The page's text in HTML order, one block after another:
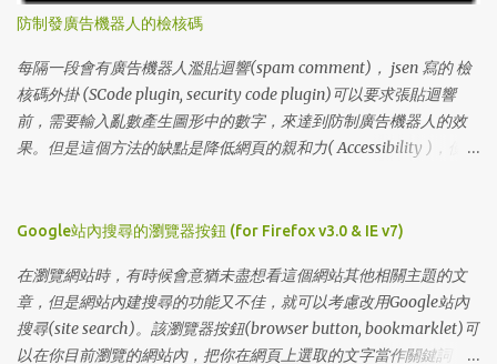
lCFF6Z4PWAQ 21 lS3F44JY4LG 22 lMCY5EP0UDX 23 lSVIXSLLG49
24 l6PEUSYSJ3I 25 lU6I3685MLA 26 lA99B9759UZ 27
lI6BN8BHK5E 28 lLWB65SAYF1 29 lRVWMYMRB4F 30
l2VRIKKRJXL 31 l6R96LV6DI4 32 lZF72GXQZNZ 33 l65EZUDIEPY
34 lDA13UNFJIA 35 lM55VJPWZXS 36 l2BYN8X5WMB 37
l477S23DCHQ 38 lKZREX9NC48 39 lT54PBR00R0 40
防制發廣告機器人的檢核碼
每隔一段會有廣告機器人濫貼迴響(spam comment)， jsen 寫的 檢
核碼外掛 (SCode plugin, security code plugin)可以要求張貼迴響
前，需要輸入亂數產生圖形中的數字，來達到防制廣告機器人的效
果。但是這個方法的缺點是降低網頁的親和力( Accessibility )，使得
jsen的 檢核碼外掛 網頁，下載SCode plugin，解壓縮後，編輯
寫 * 設定檢核碼的長度(my $scode_length)，預設值為6個數字，我
設定成4 * 設定暫存檔的檔案數量(my $scode_maxtmp)，預設值為
50個暫存檔，如果你的網誌常有人進行迴響，請增加暫存檔的檔案
Google站內搜尋的瀏覽器按鈕 (for Firefox v3.0 & IE v7)
在瀏覽網站時，有時候會意猶未盡想看這個網站其他相關主題的文
章，但是網站內建搜尋的功能又不佳，就可以考慮改用Google站內
搜尋(site search)。該瀏覽器按鈕(browser button, bookmarklet)可
以在你目前瀏覽的網站內，把你在網頁上選取的文字當作關鍵詞，